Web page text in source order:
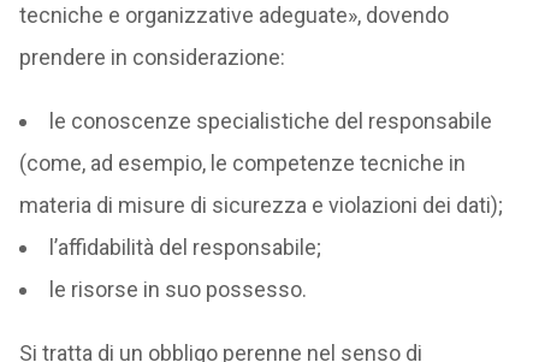
tecniche e organizzative adeguate», dovendo
prendere in considerazione:
le conoscenze specialistiche del responsabile
(come, ad esempio, le competenze tecniche in
materia di misure di sicurezza e violazioni dei dati);
l’affidabilità del responsabile;
le risorse in suo possesso.
Si tratta di un obbligo perenne nel senso di